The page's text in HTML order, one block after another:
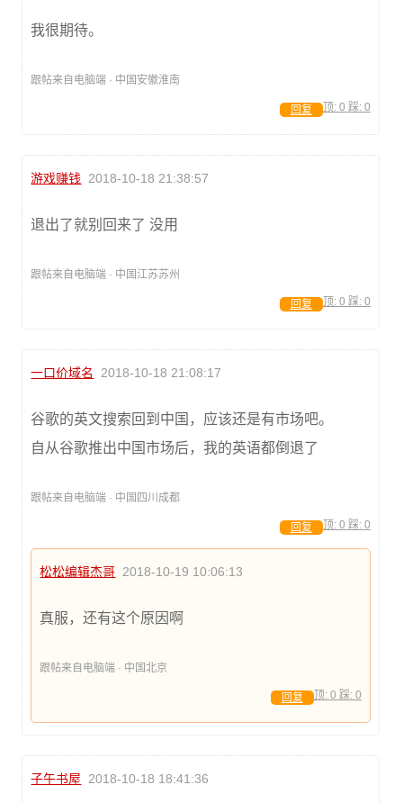
我很期待。
跟帖来自电脑端 · 中国安徽淮南
顶: 0 踩: 0
回复
游戏赚钱 2018-10-18 21:38:57
退出了就别回来了 没用
跟帖来自电脑端 · 中国江苏苏州
顶: 0 踩: 0
回复
一口价域名 2018-10-18 21:08:17
谷歌的英文搜索回到中国，应该还是有市场吧。
自从谷歌推出中国市场后，我的英语都倒退了
跟帖来自电脑端 · 中国四川成都
顶: 0 踩: 0
回复
松松编辑杰哥 2018-10-19 10:06:13
真服，还有这个原因啊
跟帖来自电脑端 · 中国北京
顶: 0 踩: 0
回复
子午书屋 2018-10-18 18:41:36